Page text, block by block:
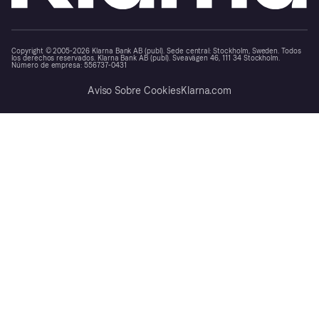
Copyright © 2005-2026 Klarna Bank AB (publ). Sede central: Stockholm, Sweden. Todos
los derechos reservados. Klarna Bank AB (publ). Sveavägen 46, 111 34 Stockholm.
Número de empresa: 556737-0431
Aviso Sobre CookiesKlarna.com